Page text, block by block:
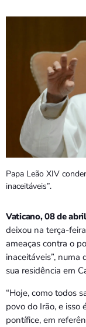
EVENTOS
CONTACTOS
PORTUGUÊS
TÉTUM
Bom
Bom
7:00
Papa Leão XIV
inaceitáveis”.
Vaticano, 08 de
deixou na terça-
ameaças contra o
inaceitáveis”, numa
sua residência em
“Hoje, como todos
povo do Irão, e isso
pontífice, em